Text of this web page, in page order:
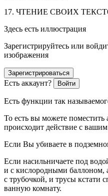
17. ЧТЕНИЕ СВОИХ
Здесь есть иллюстрация
Зарегистрируйтесь или
изображения
Зарегистрироваться
Есть аккаунт? Войти
Есть функции так
То есть вы можете поместить
происходит действие с
Если Вы убиваете в
Если насильничаете под
и с кислородными баллоном,
с трубочкой, и трусы кстати
ванную комнату.